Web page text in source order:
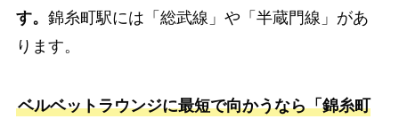
す。 錦糸町駅には「総武線」や「半蔵門線」があ
ります。
ベルベットラウンジに最短で向かうなら「錦糸町